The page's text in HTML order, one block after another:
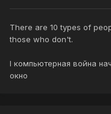
There are 10 types of
those who don't.
I компьютерная война
окно